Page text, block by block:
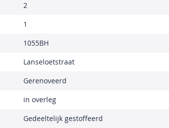
2
1
1055BH
Lanseloetstraat
Gerenoveerd
in overleg
Gedeeltelijk gestoffeerd